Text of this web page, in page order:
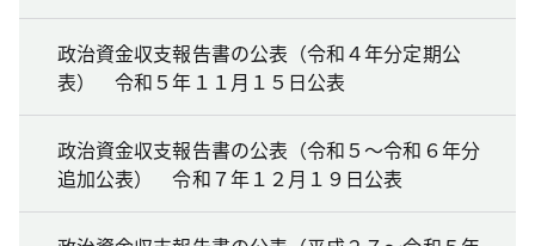
政治資金収支報告書の公表（令和４年分定期公
表） 令和５年１１月１５日公表
政治資金収支報告書の公表（令和５～令和６年分
追加公表） 令和７年１２月１９日公表